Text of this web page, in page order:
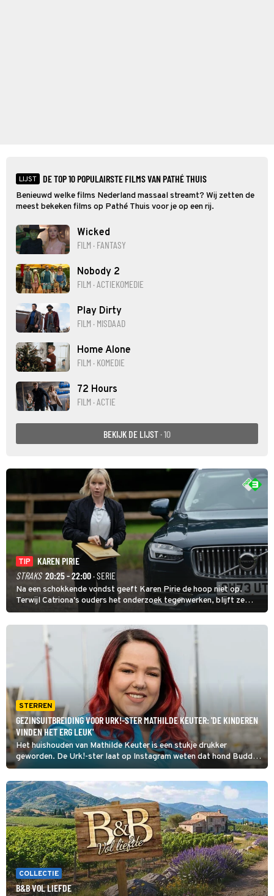
LIJST DE TOP 10 POPULAIRSTE FILMS VAN PATHÉ THUIS
Benieuwd welke films Nederland massaal streamt? Wij zetten de
meest bekeken films op Pathé Thuis voor je op een rij.
Wicked
FILM · FANTASY
Nobody 2
FILM · ACTIEKOMEDIE
Play Dirty
FILM · MISDAAD
Home Alone
FILM · KOMEDIE
72 Hours
FILM · ACTIE
BEKIJK DE LIJST · 10
TIP
KAREN PIRIE
STRAKS 20:25 - 22:00· SERIE
Na een schokkende vondst geeft Karen Pirie de hoop niet op.
Terwijl Catriona's ouders het onderzoek tegenwerken, blijft ze
speuren naar Adam. In deze slotaflevering van Karen Pirie leidt het
spoor via Frankrijk en Italië naar Malta.
STERREN
GEZINSUITBREIDING VOOR URK!-STER MATHILDE KEUTER: 'DE KINDEREN
VINDEN HET ERG LEUK'
Het huishouden van Mathilde Keuter is een stukje drukker
geworden. De Urk!-ster laat op Instagram weten dat hond Buddy
zijn intrek heeft genomen bij het jonge gezin.
COLLECTIE
B&B VOL LIEFDE